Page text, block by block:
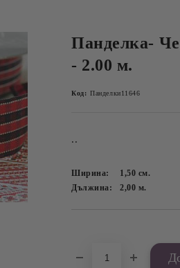
Панделка-
- 2.00 м.
Код: Панделки11646
..
Ширина: 1,50 см.
Дължина:
2,00 м.